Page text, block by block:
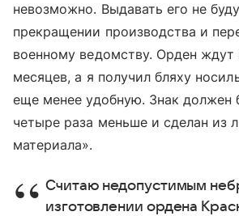
невозможно. Выдавать его не
прекращении производства и
военному ведомству. Орден ждут
месяцев, а я получил бляху
еще менее удобную. Знак должен
четыре раза меньше и сделан из
материала».
Считаю недопустимым
изготовлении ордена